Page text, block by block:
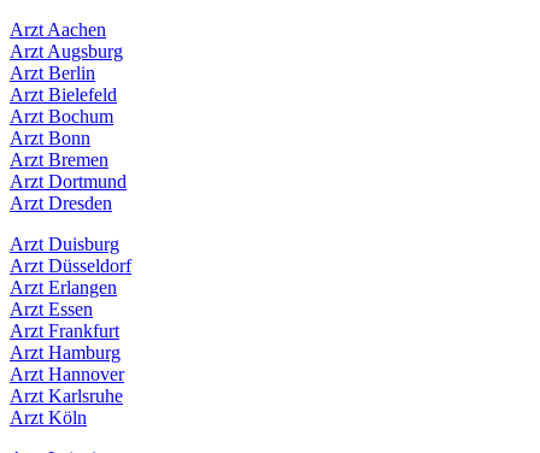
Arzt Aachen
Arzt Augsburg
Arzt Berlin
Arzt Bielefeld
Arzt Bochum
Arzt Bonn
Arzt Bremen
Arzt Dortmund
Arzt Dresden
Arzt Duisburg
Arzt Düsseldorf
Arzt Erlangen
Arzt Essen
Arzt Frankfurt
Arzt Hamburg
Arzt Hannover
Arzt Karlsruhe
Arzt Köln